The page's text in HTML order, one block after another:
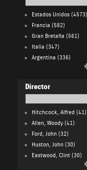
Estados Unidos(4573)
Francia (582)
Gran Bretaña (561)
Italia (347)
Argentina (336)
Director
Hitchcock, Alfred (41)
Allen, Woody(41)
Ford, John(32)
Huston, John(30)
Eastwood, Clint(30)